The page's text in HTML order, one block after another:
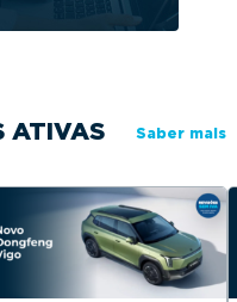
ATIVAS
Saber mais